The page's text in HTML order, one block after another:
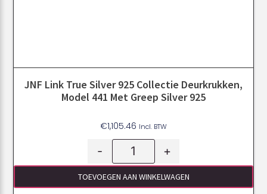
JNF Link True Silver 925 Collectie Deurkrukken,
Model 441 Met Greep Silver 925
€1,105.46 Incl. BTW
- +
TOEVOEGEN AAN WINKELWAGEN